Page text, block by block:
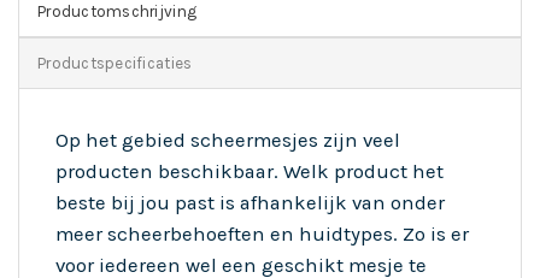
Productomschrijving
Productspecificaties
Op het gebied scheermesjes zijn veel
producten beschikbaar. Welk product het
beste bij jou past is afhankelijk van onder
meer scheerbehoeften en huidtypes. Zo is er
voor iedereen wel een geschikt mesje te